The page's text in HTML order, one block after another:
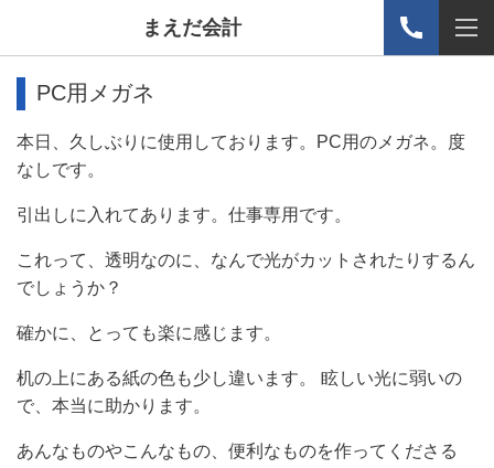
まえだ会計
PC用メガネ
本日、久しぶりに使用しております。PC用のメガネ。度
なしです。
引出しに入れてあります。仕事専用です。
これって、透明なのに、なんで光がカットされたりするん
でしょうか？
確かに、とっても楽に感じます。
机の上にある紙の色も少し違います。 眩しい光に弱いの
で、本当に助かります。
あんなものやこんなもの、便利なものを作ってくださる